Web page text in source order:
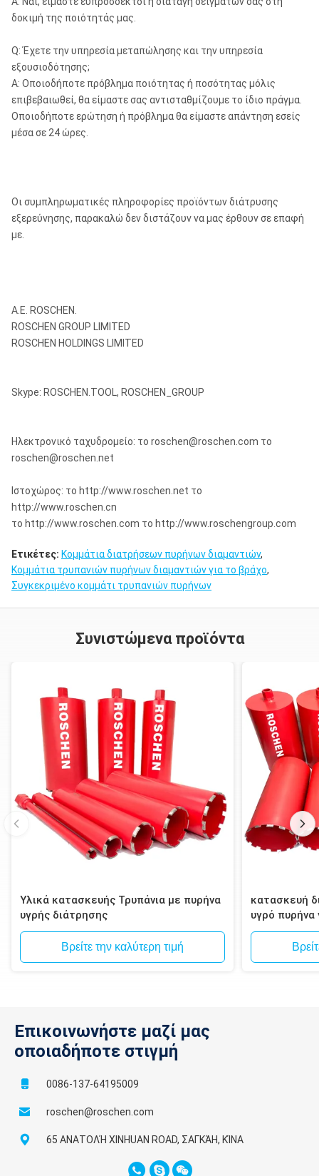
δοκιμή της ποιότητάς μας.
Q: Έχετε την υπηρεσία μεταπώλησης και την υπηρεσία
εξουσιοδότησης;
Α: Οποιοδήποτε πρόβλημα ποιότητας ή ποσότητας μόλις
επιβεβαιωθεί, θα είμαστε σας αντισταθμίζουμε το ίδιο πράγμα.
Οποιοδήποτε ερώτηση ή πρόβλημα θα είμαστε απάντηση εσείς
μέσα σε 24 ώρες.
Οι συμπληρωματικές πληροφορίες προϊόντων διάτρυσης
εξερεύνησης, παρακαλώ δεν διστάζουν να μας έρθουν σε επαφή
με.
Α.Ε. ROSCHEN.
ROSCHEN GROUP LIMITED
ROSCHEN HOLDINGS LIMITED
Skype: ROSCHEN.TOOL, ROSCHEN_GROUP
Ηλεκτρονικό ταχυδρομείο: το roschen@roschen.com το
roschen@roschen.net
Ιστοχώρος: το http://www.roschen.net το
http://www.roschen.cn
το http://www.roschen.com το http://www.roschengroup.com
Ετικέτες: Κομμάτια διατρήσεων πυρήνων διαμαντιών,
Κομμάτια τρυπανιών πυρήνων διαμαντιών για το βράχο,
Συγκεκριμένο κομμάτι τρυπανιών πυρήνων
Συνιστώμενα προϊόντα
Υλικά κατασκευής Τρυπάνια με πυρήνα
υγρής διάτρησης
Βρείτε την καλύτερη τιμή
κατασκευή
υγρό
τοιχοποιία,
Επικοινωνήστε μαζί μας
οποιαδήποτε στιγμή
0086-137-64195009
roschen@roschen.com
65 ΑΝΑΤΟΛΉ XINHUAN ROAD, ΣΑΓΚΆΗ, ΚΊΝΑ